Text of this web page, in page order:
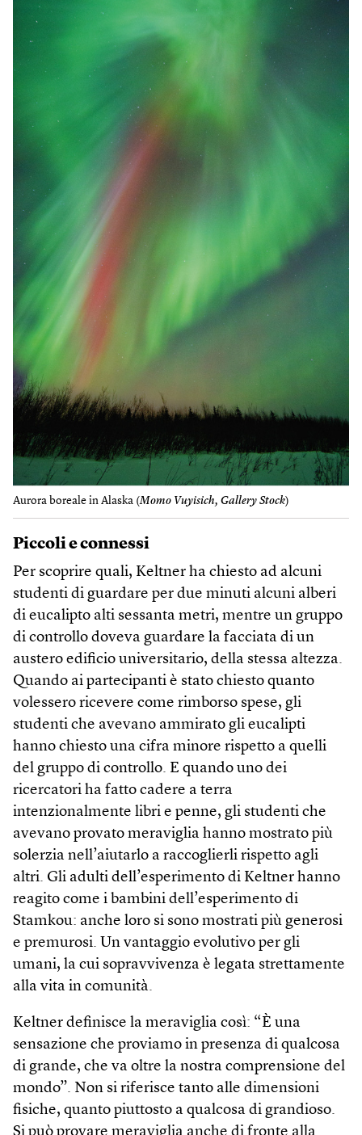
Aurora boreale in Alaska (Momo Vuyisich, Gallery Stock)
Piccoli e connessi
Per scoprire quali, Keltner ha chiesto ad alcuni
studenti di guardare per due minuti alcuni alberi
di eucalipto alti sessanta metri, mentre un gruppo
di controllo doveva guardare la facciata di un
austero edificio universitario, della stessa altezza.
Quando ai partecipanti è stato chiesto quanto
volessero ricevere come rimborso spese, gli
studenti che avevano ammirato gli eucalipti
hanno chiesto una cifra minore rispetto a quelli
del gruppo di controllo. E quando uno dei
ricercatori ha fatto cadere a terra
intenzionalmente libri e penne, gli studenti che
avevano provato meraviglia hanno mostrato più
solerzia nell’aiutarlo a raccoglierli rispetto agli
altri. Gli adulti dell’esperimento di Keltner hanno
reagito come i bambini dell’esperimento di
Stamkou: anche loro si sono mostrati più generosi
e premurosi. Un vantaggio evolutivo per gli
umani, la cui sopravvivenza è legata strettamente
alla vita in comunità.
Keltner definisce la meraviglia così: “È una
sensazione che proviamo in presenza di qualcosa
di grande, che va oltre la nostra comprensione del
mondo”. Non si riferisce tanto alle dimensioni
fisiche, quanto piuttosto a qualcosa di grandioso.